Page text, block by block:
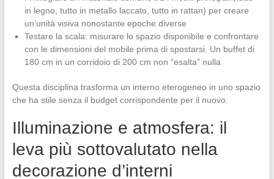
in legno, tutto in metallo laccato, tutto in rattan) per creare
un’unità visiva nonostante epoche diverse
Testare la scala: misurare lo spazio disponibile e confrontare
con le dimensioni del mobile prima di spostarsi. Un buffet di
180 cm in un corridoio di 200 cm non “esalta” nulla
Questa disciplina trasforma un interno eterogeneo in uno spazio
che ha stile senza il budget corrispondente per il nuovo.
Illuminazione e atmosfera: il
leva più sottovalutato nella
decorazione d’interni